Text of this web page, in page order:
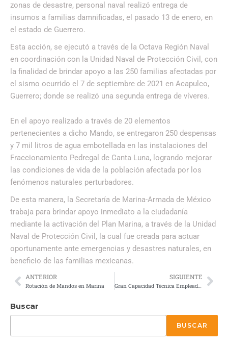
zonas de desastre, personal naval realizó entrega de
insumos a familias damnificadas, el pasado 13 de enero, en
el estado de Guerrero.
Esta acción, se ejecutó a través de la Octava Región Naval
en coordinación con la Unidad Naval de Protección Civil, con
la finalidad de brindar apoyo a las 250 familias afectadas por
el sismo ocurrido el 7 de septiembre de 2021 en Acapulco,
Guerrero; donde se realizó una segunda entrega de víveres.
En el apoyo realizado a través de 20 elementos
pertenecientes a dicho Mando, se entregaron 250 despensas
y 7 mil litros de agua embotellada en las instalaciones del
Fraccionamiento Pedregal de Canta Luna, logrando mejorar
las condiciones de vida de la población afectada por los
fenómenos naturales perturbadores.
De esta manera, la Secretaría de Marina-Armada de México
trabaja para brindar apoyo inmediato a la ciudadanía
mediante la activación del Plan Marina, a través de la Unidad
Naval de Protección Civil, la cual fue creada para actuar
oportunamente ante emergencias y desastres naturales, en
beneficio de las familias mexicanas.
ANTERIOR
Rotación de Mandos en Marina
SIGUIENTE
Gran Capacidad Técnica Empleada para Beneficio de México
Buscar
BUSCAR